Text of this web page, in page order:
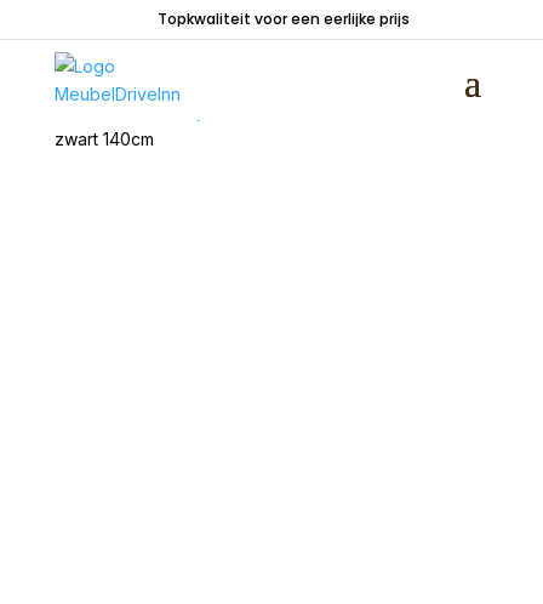
Topkwaliteit voor een eerlijke prijs
zwart 140cm